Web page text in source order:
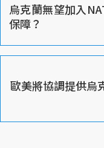
烏克蘭無望加入
保障？
歐美將協調提供烏